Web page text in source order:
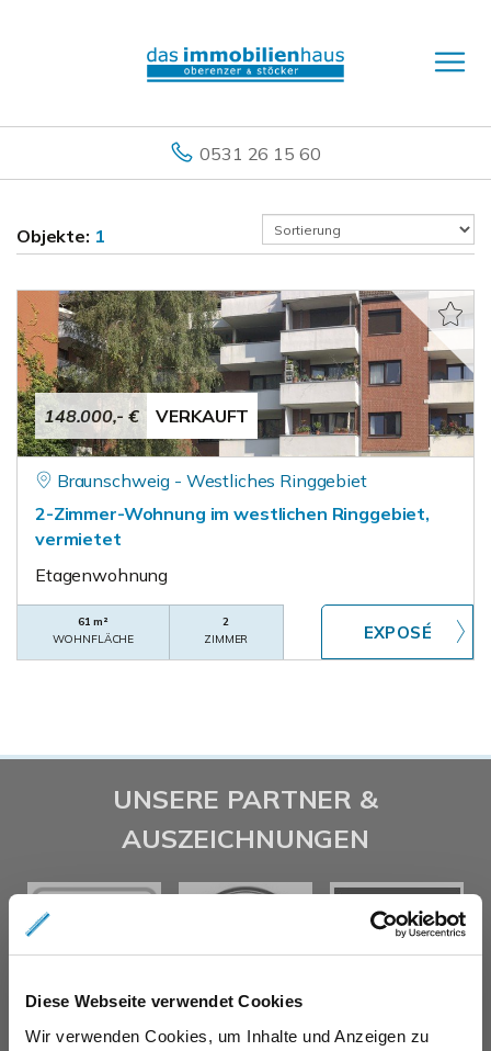
Diese Webseite verwendet Cookies
Wir verwenden Cookies, um Inhalte und Anzeigen zu
0531 26 15 60
Objekte: 1
148.000,- € VERKAUFT
Braunschweig - Westliches Ringgebiet
2-Zimmer-Wohnung im westlichen Ringgebiet,
vermietet
Etagenwohnung
61 m²
WOHNFLÄCHE
2
ZIMMER
UNSERE PARTNER &
AUSZEICHNUNGEN